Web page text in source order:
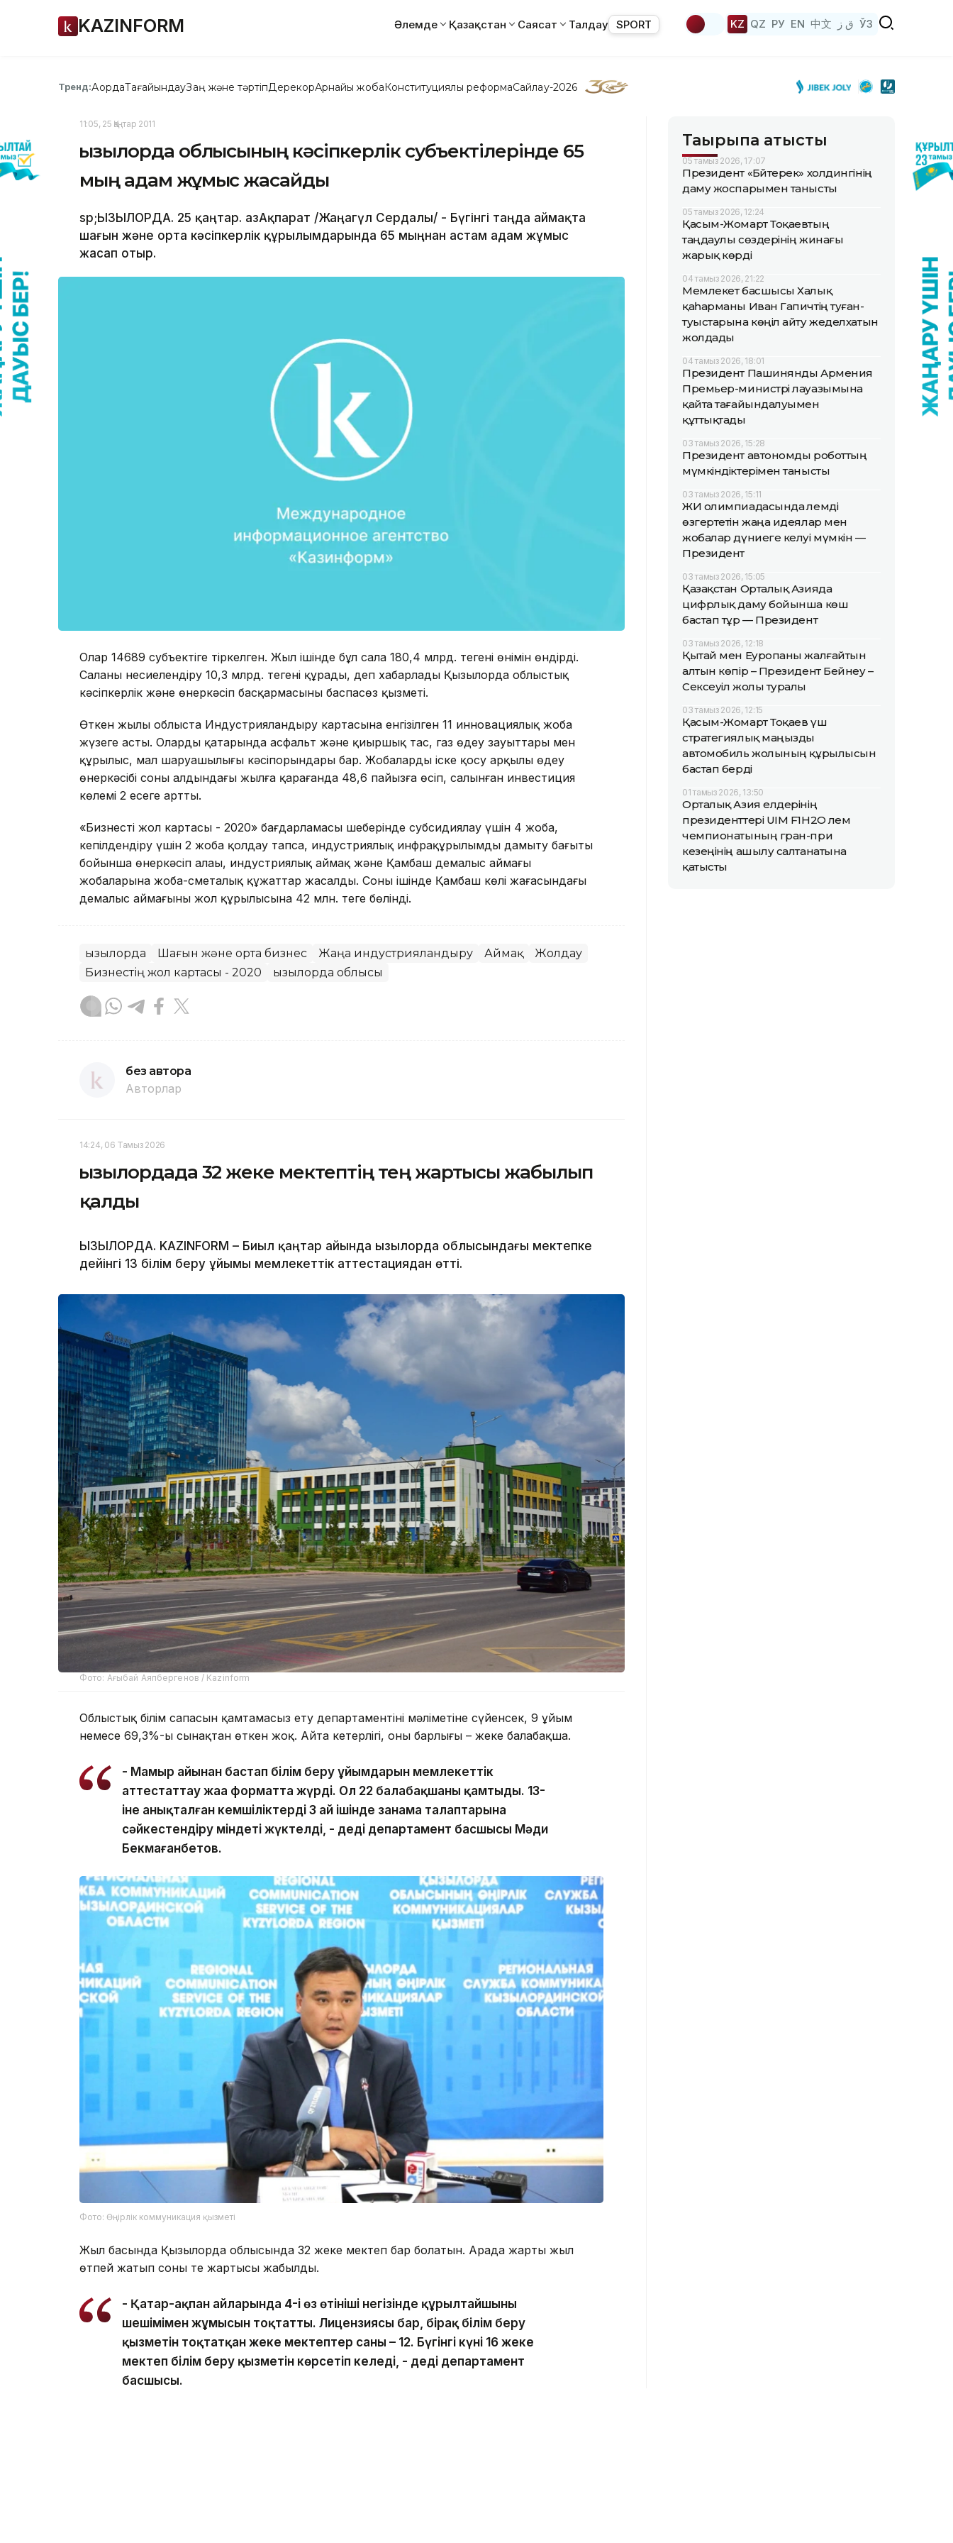
KAZINFORM Әлемде Қазақстан Саясат Талдау SPORT KZ QZ РУ EN 中文 ق ز ЎЗ
Тренд:АқордаТағайындауЗаң және тәртіпДерекқорАрнайы жобаКонституциялық реформаСайлау-2026
11:05, 25 Қаңтар 2011
Қызылорда облысының кәсіпкерлік субъектілерінде 65
мың адам жұмыс жасайды
sp;ҚЫЗЫЛОРДА. 25 қаңтар. ҚазАқпарат /Жаңагүл Сердалы/ - Бүгінгі таңда аймақта
шағын және орта кәсіпкерлік құрылымдарында 65 мыңнан астам адам жұмыс
жасап отыр.
Олар 14689 субъектіге тіркелген. Жыл ішінде бұл сала 180,4 млрд. теңгенің өнімін өндірді.
Саланы несиелендіру 10,3 млрд. теңгені құрады, деп хабарлады Қызылорда облыстық
кәсіпкерлік және өнеркәсіп басқармасының баспасөз қызметі.
Өткен жылы облыста Индустрияландыру картасына енгізілген 11 инновациялық жоба
жүзеге асты. Олардың қатарында асфальт және қиыршық тас, газ өңдеу зауыттары мен
құрылыс, мал шаруашылығы кәсіпорындары бар. Жобаларды іске қосу арқылы өңдеу
өнеркәсібі соның алдындағы жылға қарағанда 48,6 пайызға өсіп, салынған инвестиция
көлемі 2 есеге артты.
«Бизнестің жол картасы - 2020» бағдарламасы шеңберінде субсидиялау үшін 4 жоба,
кепілдендіру үшін 2 жоба қолдау тапса, индустриялық инфрақұрылымды дамыту бағыты
бойынша өнеркәсіп алаңы, индустриялық аймақ және Қамбаш демалыс аймағы
жобаларына жоба-сметалық құжаттар жасалды. Соның ішінде Қамбаш көлі жағасындағы
демалыс аймағының жол құрылысына 42 млн. теңге бөлінді.
Қызылорда Шағын және орта бизнес Жаңа индустрияландыру Аймақ
Жолдау
Бизнестің жол картасы - 2020
Қызылорда облысы
без автора
Авторлар
14:24, 06 Тамыз 2026
Қызылордада 32 жеке мектептің тең жартысы жабылып
қалды
ҚЫЗЫЛОРДА. KAZINFORM – Биыл қаңтар айында Қызылорда облысындағы мектепке
дейінгі 13 білім беру ұйымы мемлекеттік аттестациядан өтті.
Фото: Ағыбай Аяпбергенов / Kazinform
Облыстық білім сапасын қамтамасыз ету департаментінің мәліметіне сүйенсек, 9 ұйым
немесе 69,3%-ы сынақтан өткен жоқ. Айта кетерлігі, оның барлығы – жеке балабақша.
- Мамыр айынан бастап білім беру ұйымдарын мемлекеттік
аттестаттау жаңа форматта жүрді. Ол 22 балабақшаны қамтыды. 13-
іне анықталған кемшіліктерді 3 ай ішінде заңнама талаптарына
сәйкестендіру міндеті жүктелді, - деді департамент басшысы Мәди
Бекмағанбетов.
Фото: Өңірлік коммуникация қызметі
Жыл басында Қызылорда облысында 32 жеке мектеп бар болатын. Арада жарты жыл
өтпей жатып соның тең жартысы жабылды.
- Қаңтар-ақпан айларында 4-і өз өтініші негізінде құрылтайшының
шешімімен жұмысын тоқтатты. Лицензиясы бар, бірақ білім беру
қызметін тоқтатқан жеке мектептер саны – 12. Бүгінгі күні 16 жеке
мектеп білім беру қызметін көрсетіп келеді, - деді департамент
басшысы.
Тақырыпқа қатысты
05 тамыз 2026, 17:07
Президент «Бәйтерек» холдингінің
даму жоспарымен танысты
05 тамыз 2026, 12:24
Қасым-Жомарт Тоқаевтың
таңдаулы сөздерінің жинағы
жарық көрді
04 тамыз 2026, 21:22
Мемлекет басшысы Халық
қаһарманы Иван Гапичтің туған-
туыстарына көңіл айту жеделхатын
жолдады
04 тамыз 2026, 18:01
Президент Пашинянды Армения
Премьер-министрі лауазымына
қайта тағайындалуымен
құттықтады
03 тамыз 2026, 15:28
Президент автономды роботтың
мүмкіндіктерімен танысты
03 тамыз 2026, 15:11
ЖИ олимпиадасында әлемді
өзгертетін жаңа идеялар мен
жобалар дүниеге келуі мүмкін —
Президент
03 тамыз 2026, 15:05
Қазақстан Орталық Азияда
цифрлық даму бойынша көш
бастап тұр — Президент
03 тамыз 2026, 12:18
Қытай мен Еуропаны жалғайтын
алтын көпір – Президент Бейнеу –
Сексеуіл жолы туралы
03 тамыз 2026, 12:15
Қасым-Жомарт Тоқаев үш
стратегиялық маңызды
автомобиль жолының құрылысын
бастап берді
01 тамыз 2026, 13:50
Орталық Азия елдерінің
президенттері UIM F1H2O әлем
чемпионатының гран-при
кезеңінің ашылу салтанатына
қатысты